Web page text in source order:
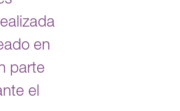
en
parte
el